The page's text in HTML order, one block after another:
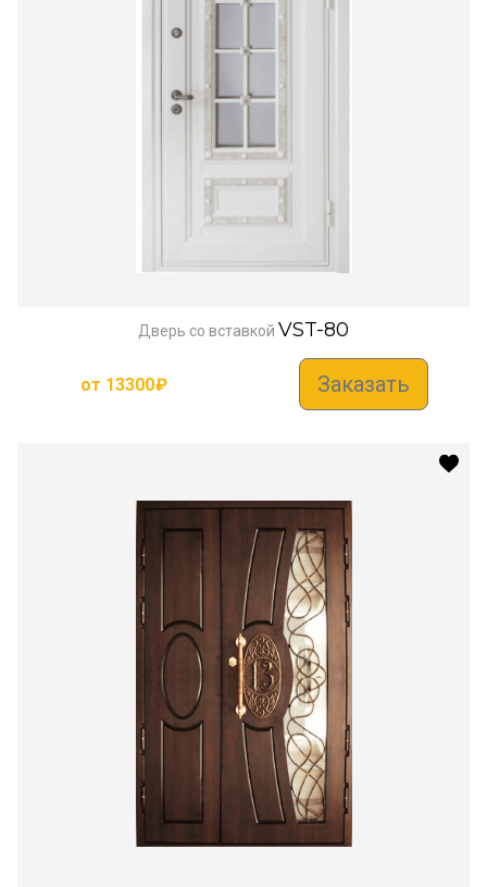
Дверь со вставкой VST-80
от 13300₽ Заказать